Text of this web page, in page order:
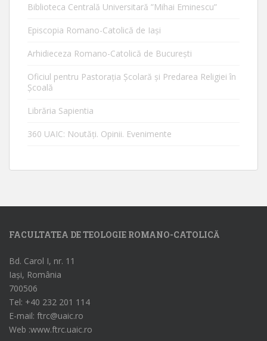
Biblioteca Centrală Universitară ”Mihai Eminescu”
Episcopia Romano-Catolică de Iaşi
Arhidieceza Romano-Catolică de Bucureşti
Oficiul pentru Pastorația Școlară și Predarea Religiei în
Școală
Librăria Sapientia
360 UAIC: Noutăţi. Opinii. Evenimente
FACULTATEA DE TEOLOGIE ROMANO-CATOLICĂ
Bd. Carol I, nr. 11
Iași, România
700506
Tel: +40 232 201 114
E-mail: ftrc@uaic.ro
Web :www.ftrc.uaic.ro